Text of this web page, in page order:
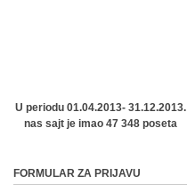
U periodu 01.04.2013- 31.12.2013.
nas sajt je imao 47 348 poseta
FORMULAR ZA PRIJAVU